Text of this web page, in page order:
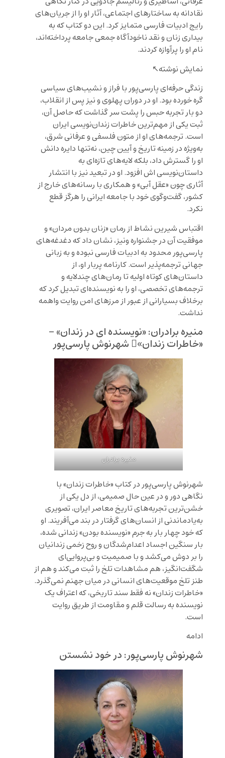
نقادانه به ساختارهای اجتماعی، آثار او را از جریان‌های
رایج ادبیات فارسی متمایز کرد. این دو کتاب که به
بیداری زنان و نقد ناخودآگاه جمعی جامعه پرداخته‌اند،
نام او را پرآوازه کردند.
نمایش نوشته↖
زندگی حرفه‌ای پارسی‌پور با فراز و نشیب‌های سیاسی
گره خورده بود. او در دوران پهلوی و نیز پس از انقلاب،
دو بار تجربه حبس را پشت سر گذاشت که حاصل آن،
ثبت یکی از مهم‌ترین خاطرات زندان‌نویسی ایران
است. ترجمه‌های او از متون فلسفی و عرفانی شرق،
به‌ویژه در زمینه تاریخ و آیین چین، نه‌تنها دایره دانش
او را گسترش داد، بلکه لایه‌های تازه‌ای به
داستان‌نویسی اش افزود. او در تبعید نیز با انتشار
آثاری چون «عقل آبی» و همکاری با رسانه‌های خارج از
کشور، گفت‌وگوی خود با جامعه ایرانی را هرگز قطع
نکرد.
اقتباس شیرین نشاط از رمان «زنان بدون مردان» و
موفقیت آن در جشنواره ونیز، نشان داد که دغدغه‌های
پارسی‌پور محدود به ادبیات فارسی نبوده و به زبانی
جهانی ترجمه‌پذیر است. کارنامه پربار او، از
داستان‌های کوتاه اولیه تا رمان‌های چندلایه و
ترجمه‌های تخصصی، او را به نویسنده‌ای تبدیل کرد که
برخلاف بسیارانی از عبور از مرزهای امن روایت واهمه
نداشت.
منیره برادران: «نویسنده ای در زندان» –
«خاطرات زندان»ِ شهرنوش پارسی‌پور
منیره برادران
شهرنوش پارسی‌پور در کتاب «خاطرات زندان» با
نگاهی دور و در عین حال صمیمی، از دل یکی از
خشن‌ترین تجربه‌های تاریخ معاصر ایران، تصویری
به‌یادماندنی از انسان‌های گرفتار در بند می‌آفریند. او
که خود چهار بار به جرم «نویسنده بودن» زندانی شده،
بار سنگین اجساد اعدام‌شدگان و روح زخمی زندانیان
را بر دوش می‌کشد و با صمیمیت و بی‌پروایی‌ای
شگفت‌انگیز، هم مشاهدات تلخ را ثبت می‌کند و هم از
طنز تلخ موقعیت‌های انسانی در میان جهنم نمی‌گذرد.
«خاطرات زندان» نه فقط سند تاریخی، که اعتراف یک
نویسنده به رسالت قلم و مقاومت از طریق روایت
است.
ادامه
شهرنوش پارسی‌پور: در خود نشستن